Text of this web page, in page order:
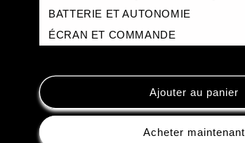
BATTERIE ET AUTONOMIE
ÉCRAN ET COMMANDE
Ajouter au panier
Acheter maintenant